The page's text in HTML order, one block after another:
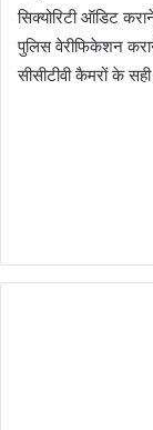
सिक्योरिटी ऑडिट
पुलिस वेरीफिकेशन
सीसीटीवी कैमरों के सही